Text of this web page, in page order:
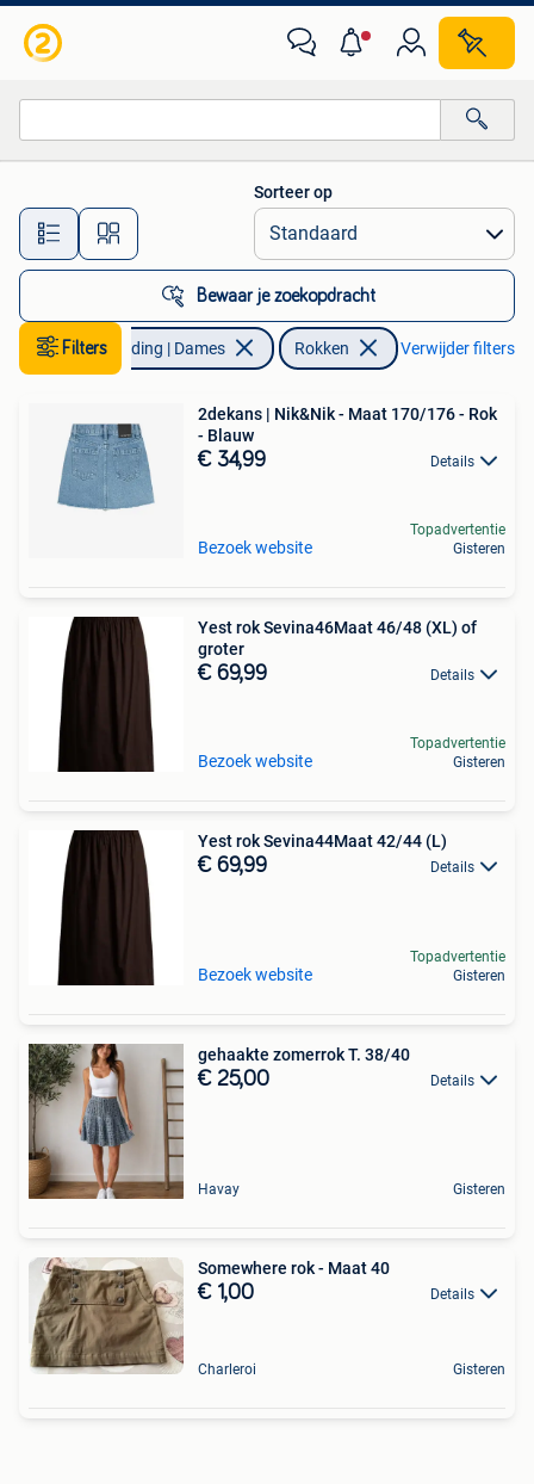
Alle afstanden…
Sorteer op
Bewaar je zoekopdracht
Filters Kleding | Dames Rokken Verwijder filters
2dekans | Nik&Nik - Maat 170/176 - Rok
- Blauw
€ 34,99 Details
Bezoek website
Topadvertentie
Gisteren
Yest rok Sevina46Maat 46/48 (XL) of
groter
€ 69,99 Details
Bezoek website
Topadvertentie
Gisteren
Yest rok Sevina44Maat 42/44 (L)
€ 69,99 Details
Bezoek website
Topadvertentie
Gisteren
gehaakte zomerrok T. 38/40
€ 25,00 Details
Havay Gisteren
Somewhere rok - Maat 40
€ 1,00 Details
Charleroi Gisteren